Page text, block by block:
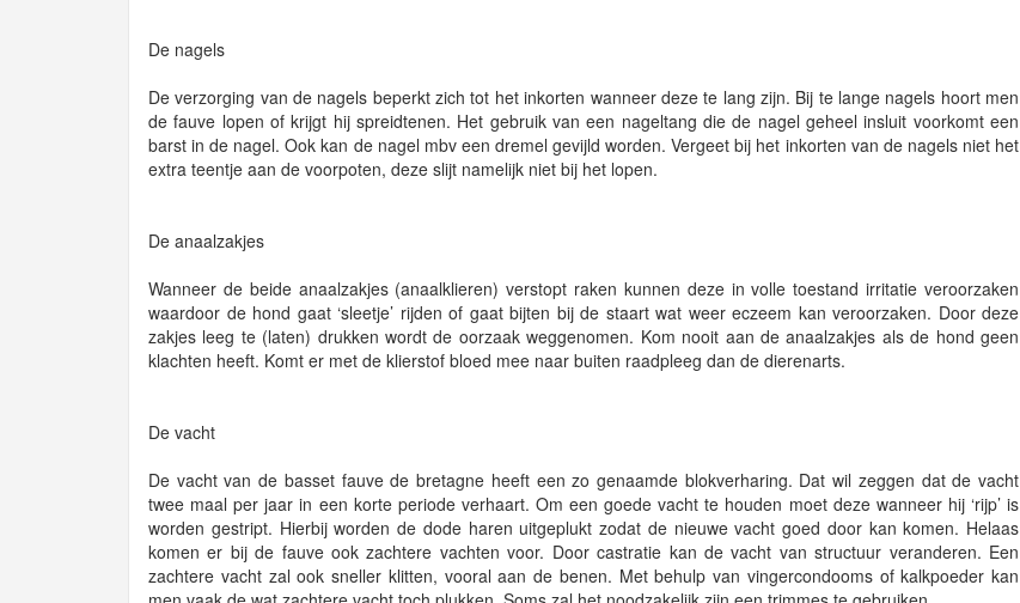
De nagels
De verzorging van de nagels beperkt zich tot het inkorten wanneer deze te lang zijn. Bij te lange nagels hoort men
de fauve lopen of krijgt hij spreidtenen. Het gebruik van een nageltang die de nagel geheel insluit voorkomt een
barst in de nagel. Ook kan de nagel mbv een dremel gevijld worden. Vergeet bij het inkorten van de nagels niet het
extra teentje aan de voorpoten, deze slijt namelijk niet bij het lopen.
De anaalzakjes
Wanneer de beide anaalzakjes (anaalklieren) verstopt raken kunnen deze in volle toestand irritatie veroorzaken
waardoor de hond gaat ‘sleetje’ rijden of gaat bijten bij de staart wat weer eczeem kan veroorzaken. Door deze
zakjes leeg te (laten) drukken wordt de oorzaak weggenomen. Kom nooit aan de anaalzakjes als de hond geen
klachten heeft. Komt er met de klierstof bloed mee naar buiten raadpleeg dan de dierenarts.
De vacht
De vacht van de basset fauve de bretagne heeft een zo genaamde blokverharing. Dat wil zeggen dat de vacht
twee maal per jaar in een korte periode verhaart. Om een goede vacht te houden moet deze wanneer hij ‘rijp’ is
worden gestript. Hierbij worden de dode haren uitgeplukt zodat de nieuwe vacht goed door kan komen. Helaas
komen er bij de fauve ook zachtere vachten voor. Door castratie kan de vacht van structuur veranderen. Een
zachtere vacht zal ook sneller klitten, vooral aan de benen. Met behulp van vingercondooms of kalkpoeder kan